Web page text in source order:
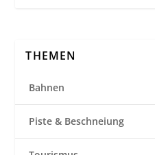
THEMEN
Bahnen
Piste & Beschneiung